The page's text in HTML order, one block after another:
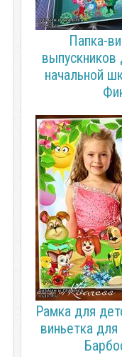
Папка-
выпускников
начальной
Рамка для
виньетка